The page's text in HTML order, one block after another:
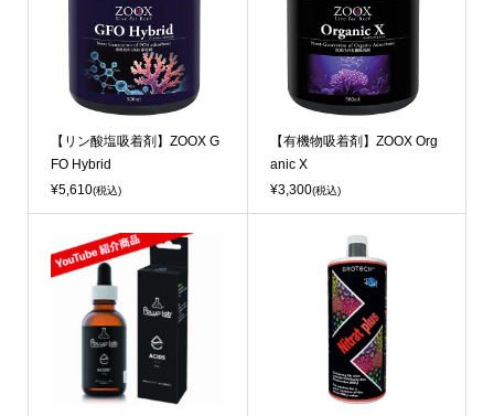
【リン酸塩吸着剤】ZOOX G
FO Hybrid
¥5,610(税込)
【有機物吸着剤】ZOOX Org
anic X
¥3,300(税込)